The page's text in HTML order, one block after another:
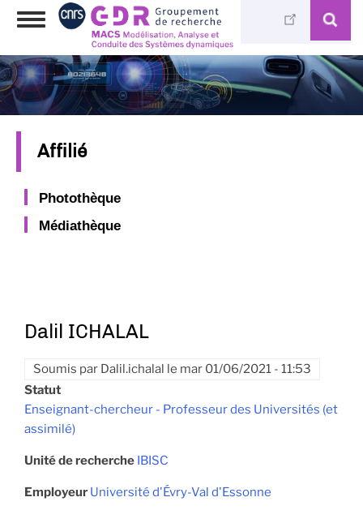
Aller
principal
Toggle
Affilié
Photothèque
Médiathèque
Dalil ICHALAL
Soumis par Dalil.ichalal le mar 01/06/2021 - 11:53
Statut
Enseignant-chercheur - Professeur des Universités (et
assimilé)
Unité de recherche IBISC
Employeur Université d'Évry-Val d'Essonne